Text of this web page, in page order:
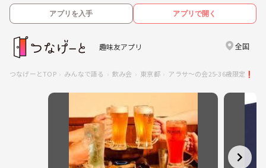
アプリを入手 アプリで開く
趣味友アプリ 全国
つなげーとTOP みんなで語る 飲み会 東京都 アラサ〜の会25-36歳限定❗️